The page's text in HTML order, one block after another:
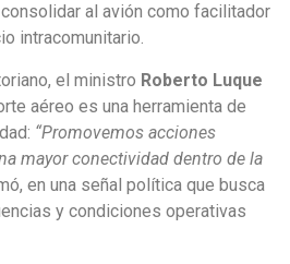
al avión como facilitador
intracomunitario.
el ministro Roberto Luque
aéreo es una herramienta de
“Promovemos acciones
mayor conectividad dentro de la
en una señal política que busca
y condiciones operativas